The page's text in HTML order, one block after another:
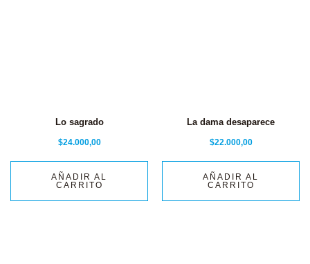
Lo sagrado
$24.000,00
AÑADIR AL
CARRITO
La dama desaparece
$22.000,00
AÑADIR AL
CARRITO